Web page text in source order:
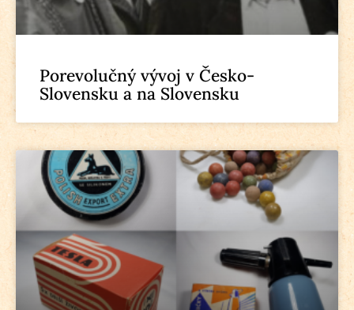
Porevolučný vývoj v Česko-
Slovensku a na Slovensku